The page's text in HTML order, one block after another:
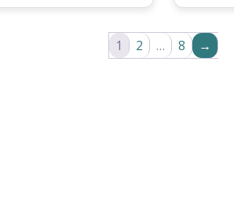
1 2 … 8 →